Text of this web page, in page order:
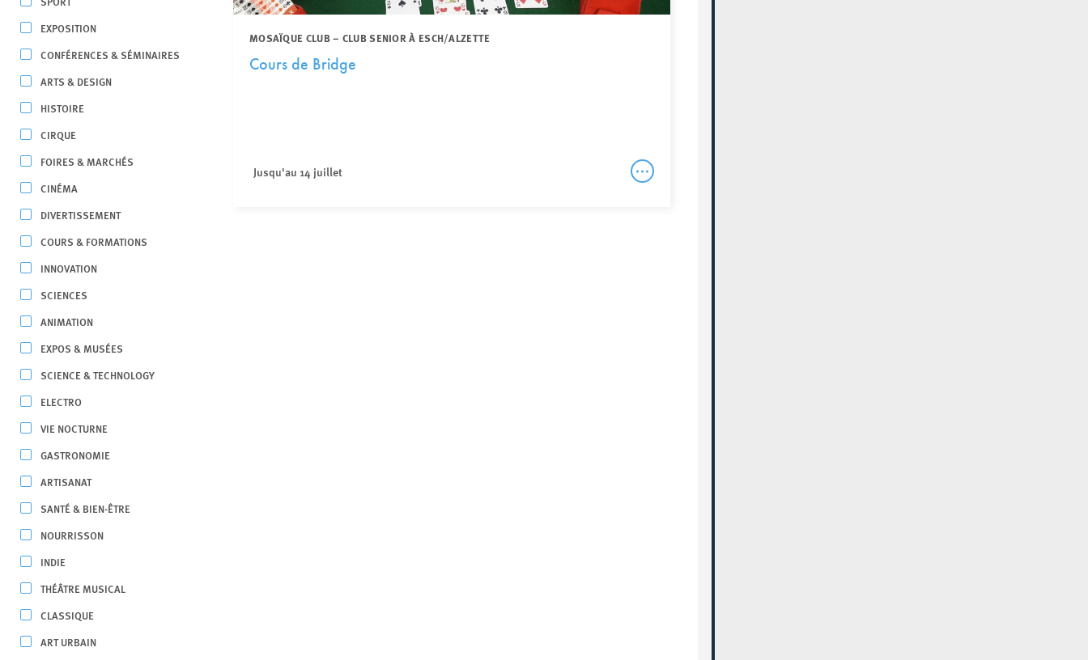
EXPOSITION
CONFÉRENCES & SÉMINAIRES
ARTS & DESIGN
HISTOIRE
CIRQUE
FOIRES & MARCHÉS
CINÉMA
DIVERTISSEMENT
COURS & FORMATIONS
INNOVATION
SCIENCES
ANIMATION
EXPOS & MUSÉES
SCIENCE & TECHNOLOGY
ELECTRO
VIE NOCTURNE
GASTRONOMIE
ARTISANAT
SANTÉ & BIEN-ÊTRE
NOURRISSON
INDIE
THÉÂTRE MUSICAL
CLASSIQUE
ART URBAIN
MOSAÏQUE CLUB – CLUB SENIOR À ESCH/ALZETTE
Cours de Bridge
Jusqu'au 14 juillet